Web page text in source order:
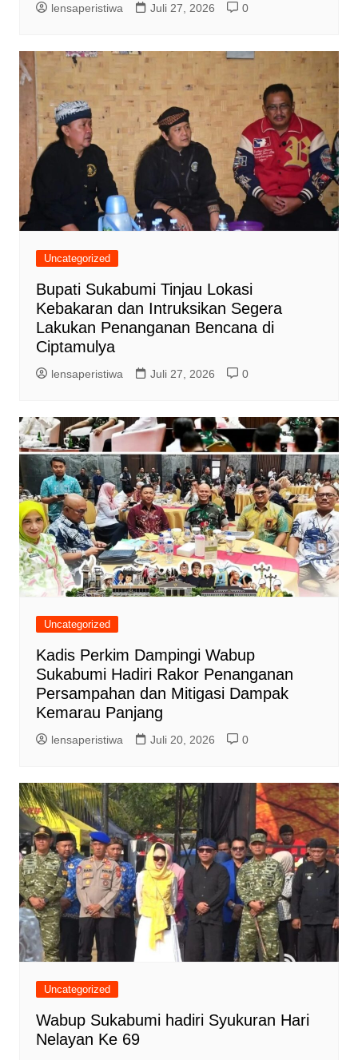
lensaperistiwa Juli 27, 2026 0
Uncategorized
Bupati Sukabumi Tinjau Lokasi
Kebakaran dan Intruksikan Segera
Lakukan Penanganan Bencana di
Ciptamulya
lensaperistiwa Juli 27, 2026 0
Uncategorized
Kadis Perkim Dampingi Wabup
Sukabumi Hadiri Rakor Penanganan
Persampahan dan Mitigasi Dampak
Kemarau Panjang
lensaperistiwa Juli 20, 2026 0
Uncategorized
Wabup Sukabumi hadiri Syukuran Hari
Nelayan Ke 69